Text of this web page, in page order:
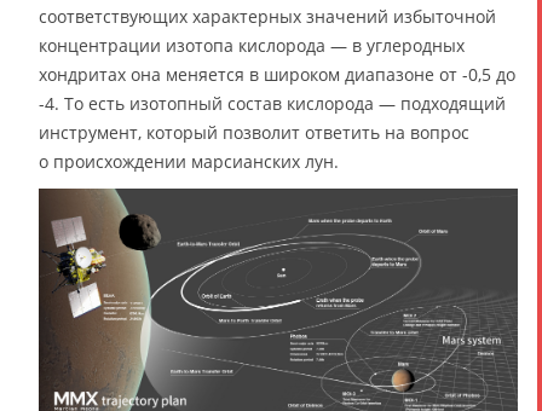
соответствующих характерных значений избыточной
концентрации изотопа кислорода — в углеродных
хондритах она меняется в широком диапазоне от -0,5 до
-4. То есть изотопный состав кислорода — подходящий
инструмент, который позволит ответить на вопрос
о происхождении марсианских лун.